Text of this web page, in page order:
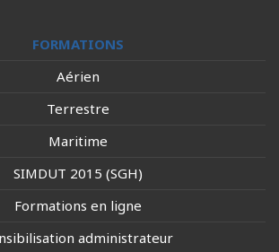
FORMATIONS
Aérien
Terrestre
Maritime
SIMDUT 2015 (SGH)
Formations en ligne
administrateur